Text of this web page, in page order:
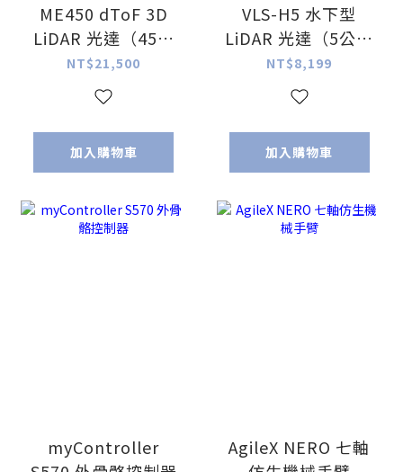
ME450 dToF 3D
LiDAR 光達（45公
尺 200kHz 工業級
IP67）
NT$21,500
加入購物車
VLS-H5 水下型
LiDAR 光達（5公尺
｜IPx8｜抗混濁）
NT$8,199
加入購物車
myController
AgileX NERO 七軸